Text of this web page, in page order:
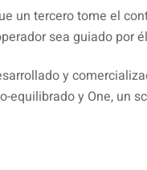
un tercero tome el
sea guiado por
y
equilibrado y One, un